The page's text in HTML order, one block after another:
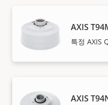
AXIS
특정 AXIS
AXIS
구
당사의 신뢰도 높은 파트
판매하고, 전문적